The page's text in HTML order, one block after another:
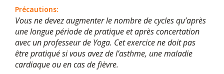
Précautions:
Vous ne devez augmenter le nombre de cycles qu’après
une longue période de pratique et après concertation
avec un professeur de Yoga. Cet exercice ne doit pas
être pratiqué si vous avez de l’asthme, une maladie
cardiaque ou en cas de fièvre.